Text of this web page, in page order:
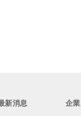
新消息 企